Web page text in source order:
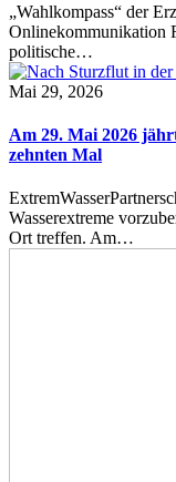
„Wahlkompass“ der
Onlinekommunikation
politische…
Mai 29, 2026
Am 29. Mai 2026
zehnten Mal
Wasserextreme
Ort treffen. Am…